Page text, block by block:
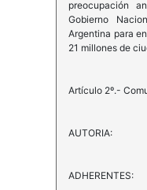
preocupación
Gobierno
Argentina para
21 millones de
Artículo 2º.-
AUTORIA:
ADHERENTES: